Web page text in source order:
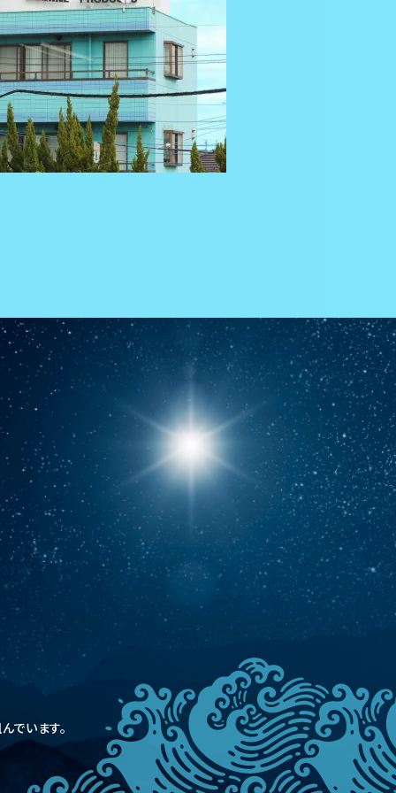
でいます。